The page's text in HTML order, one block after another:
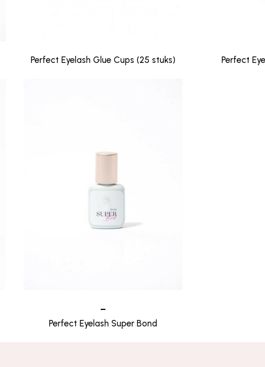
Perfect Eyelash Glue Cups (25 stuks) Perfect
–
Perfect Eyelash Super Bond